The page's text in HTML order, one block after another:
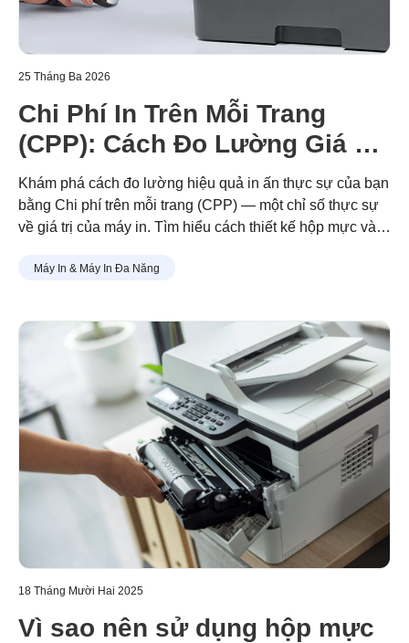
25 Tháng Ba 2026
Chi Phí In Trên Mỗi Trang
(CPP): Cách Đo Lường Giá Trị
In Ấn Thực Sự
Khám phá cách đo lường hiệu quả in ấn thực sự của bạn
bằng Chi phí trên mỗi trang (CPP) — một chỉ số thực sự
về giá trị của máy in. Tìm hiểu cách thiết kế hộp mực và
chi phí thấp hơn, ít lãng phí hơn và tiết kiệm lâu dài.
Máy In & Máy In Đa Năng
18 Tháng Mười Hai 2025
Vì sao nên sử dụng hộp mực